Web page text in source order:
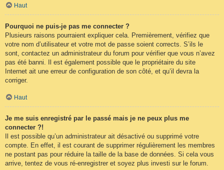
Haut
Pourquoi ne puis-je pas me connecter ?
Plusieurs raisons pourraient expliquer cela. Premièrement, vérifiez que
votre nom d’utilisateur et votre mot de passe soient corrects. S’ils le
sont, contactez un administrateur du forum pour vérifier que vous n’avez
pas été banni. Il est également possible que le propriétaire du site
Internet ait une erreur de configuration de son côté, et qu’il devra la
corriger.
Haut
Je me suis enregistré par le passé mais je ne peux plus me
connecter ?!
Il est possible qu’un administrateur ait désactivé ou supprimé votre
compte. En effet, il est courant de supprimer régulièrement les membres
ne postant pas pour réduire la taille de la base de données. Si cela vous
arrive, tentez de vous ré-enregistrer et soyez plus investi sur le forum.